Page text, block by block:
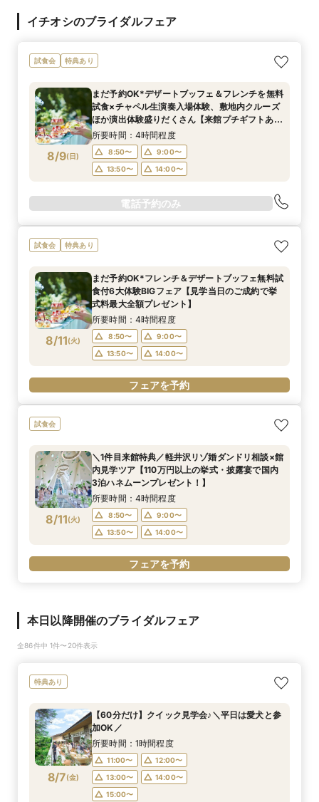
イチオシのブライダルフェア
試食会 特典あり
8/9(日)
まだ予約OK*デザートブッフェ＆フレンチを無料
試食×チャペル生演奏入場体験、敷地内クルーズ
ほか演出体験盛りだくさん【来館プチギフトあ
り】
所要時間：4時間程度
8:50〜
9:00〜
13:50〜
14:00〜
電話予約のみ
試食会 特典あり
8/11(火)
まだ予約OK*フレンチ＆デザートブッフェ無料試
食付6大体験BIGフェア【見学当日のご成約で挙
式料最大全額プレゼント】
所要時間：4時間程度
8:50〜
9:00〜
13:50〜
14:00〜
フェアを予約
試食会
8/11(火)
＼1件目来館特典／軽井沢リゾ婚ダンドリ相談×館
内見学ツア【110万円以上の挙式・披露宴で国内
3泊ハネムーンプレゼント！】
所要時間：4時間程度
8:50〜
9:00〜
13:50〜
14:00〜
フェアを予約
本日以降開催のブライダルフェア
全86件中 1件〜20件表示
特典あり
8/7(金)
【60分だけ】クイック見学会♪＼平日は愛犬と参
加OK／
所要時間：1時間程度
11:00〜
12:00〜
13:00〜
14:00〜
15:00〜